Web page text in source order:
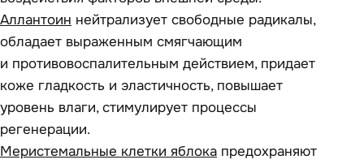
Аллантоин нейтрализует свободные радикалы,
обладает выраженным смягчающим
и противовоспалительным действием, придает
коже гладкость и эластичность, повышает
уровень влаги, стимулирует процессы
регенерации.
Меристемальные клетки яблока предохраняют